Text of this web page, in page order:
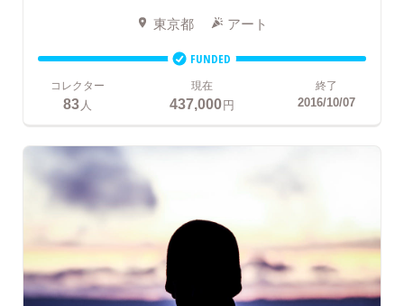
東京都 アート
FUNDED
コレクター
83人
現在
437,000円
終了
2016/10/07